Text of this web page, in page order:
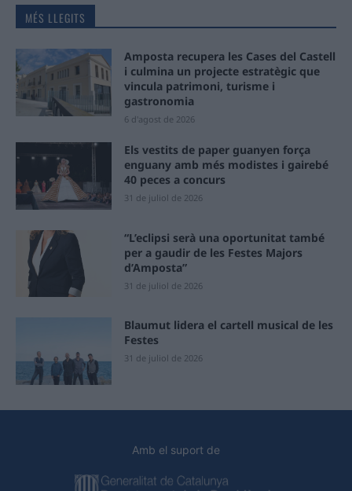
MÉS LLEGITS
Amposta recupera les Cases del Castell
i culmina un projecte estratègic que
vincula patrimoni, turisme i
gastronomia
6 d'agost de 2026
Els vestits de paper guanyen força
enguany amb més modistes i gairebé
40 peces a concurs
31 de juliol de 2026
“L’eclipsi serà una oportunitat també
per a gaudir de les Festes Majors
d’Amposta”
31 de juliol de 2026
Blaumut lidera el cartell musical de les
Festes
31 de juliol de 2026
Amb el suport de